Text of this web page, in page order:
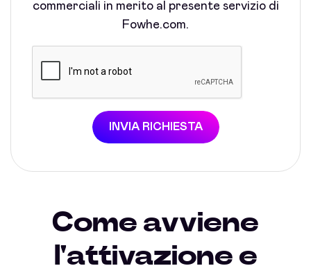
commerciali in merito al presente servizio di
Fowhe.com.
INVIA RICHIESTA
Come avviene
l'attivazione e